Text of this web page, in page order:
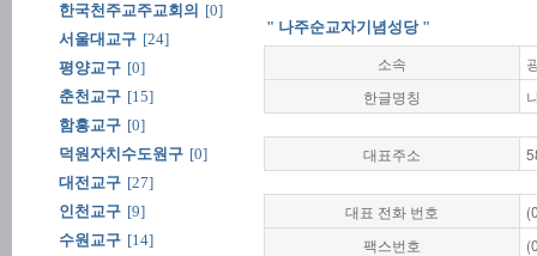
한국천주교주교회의 [0]
서울대교구 [24]
평양교구 [0]
춘천교구 [15]
함흥교구 [0]
덕원자치수도원구 [0]
대전교구 [27]
인천교구 [9]
수원교구 [14]
" 나주순교자기념성당 "
소속
한글명칭
대표주소
대표 전화 번호
팩스번호